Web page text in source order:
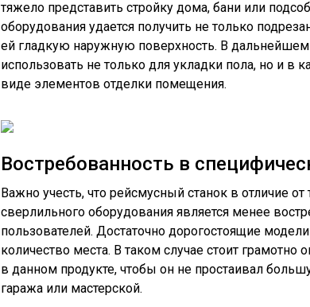
тяжело представить стройку дома, бани или
оборудования удается получить не только
ей гладкую наружную поверхность. В
использовать не только для укладки пола, но и в
виде элементов отделки помещения.
Востребованность в
Важно учесть, что рейсмусный станок в отличие
сверлильного оборудования является менее
пользователей. Достаточно дорогостоящие
количество места. В таком случае стоит
в данном продукте, чтобы он не простаивал
гаража или мастерской.